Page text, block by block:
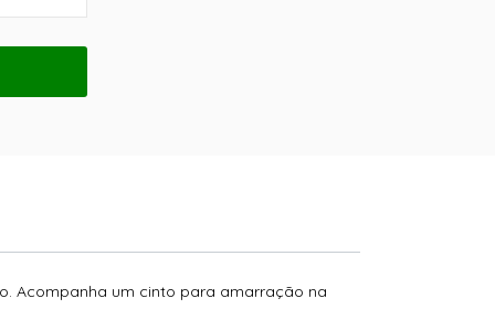
Acompanha um cinto para amarração na